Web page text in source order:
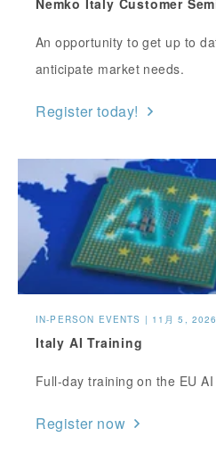
Nemko Italy Customer
An opportunity to get up to
anticipate market needs.
Register today!
IN-PERSON EVENTS | 11月 5, 2026
Italy AI Training
Full-day training on the EU
Register now